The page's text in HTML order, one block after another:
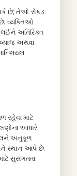
શકે છે; તેઓ રોકડ
છે. વ્યક્તિઓ
અતિરિક્ત
અથવા
રહેવા માટે
આધારે
અનુકૂળ
સ્થાન આપે છે.
સુસંગતતા